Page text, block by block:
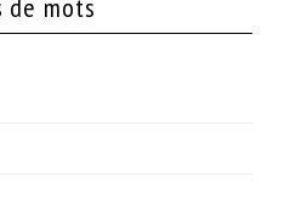
de mots